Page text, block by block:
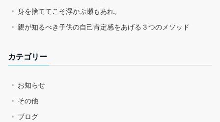
身を捨ててこそ浮かぶ瀬もあれ。
親が知るべき子供の自己肯定感をあげる３つのメソッド
カテゴリー
お知らせ
その他
ブログ